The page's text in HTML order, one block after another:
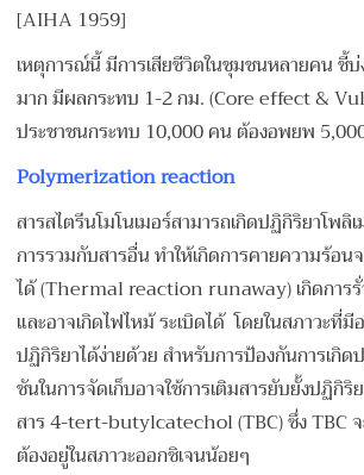
[AIHA 1959]
เหตุการณ์นี้ มีการเสียชีวิตในชุมชนหลายคน ชี้บ่
มาก มีผลกระทบ 1-2 กม. (Core effect &
ประชาชนกระทบ 10,000 คน ต้องอพยพ
Polymerization reaction
สารสไตรีนโมโนเมอร์สามารถเกิดปฏิกิริยาโพลิ
การรวมกับสารอื่น ทำให้เกิดการคายความร้อ
ได้ (Thermal reaction runaway) เกิดการ
และอาจเกิดไฟไหม้ ระเบิดได้ โดยในสภาวะที่มี
ปฏิกิริยาได้ง่ายด้วย สำหรับการป้องกันการเกิด
ชันในการจัดเก็บอาจใช้การเติมสารยับยั้งปฏิกิ
สาร 4-tert-butylcatechol (TBC) ซึ่ง TBC
ต้องอยู่ในสภาวะออกซิเจนน้อยๆ